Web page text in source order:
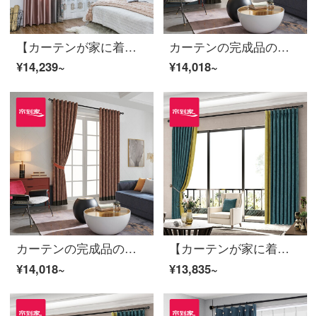
【カーテンが家に着く】新中国式カーテンの完成品の定型化は高遮光リビングルームの高精密な湯圓粉の花をつないで特注地窓JBLW-009 Sフック/カーテンヘッドを含まない(高さ2.6メートル以内で改変可能)XLのカーテンセット/ダブルオープン(適用窓幅3.5-4.1メートル)
¥14,239~
カーテンの完成品の高遮光ジャカードの軽奢底部にはカーテンを取り付けてカスタマイズします。金粉の世家の居間の寝室の床の窓は裏地LDC 20 SSC-48 Sフックを含みます。
¥14,018~
カーテンの完成品の高遮光ジャカードの軽奢底部にはカーテンを取り付けてカスタマイズします。金粉の世家の居間の寝室の床の窓は裏地LDC 20 SSC-48 Sフックを含みます。
¥14,018~
【カーテンが家に着く】現代簡単カーテン製品の黒いシルク高遮光継ぎ手ポリエステルスティーブン定型化ジャカードLDC 20 SSC-74 Sフック/カーテンヘッドを含まない(高さ2.6メートル以内で変更可能)XLのカーテンセット/ダブルオープン(適用窓の幅4.1-1.4メートル)
¥13,835~